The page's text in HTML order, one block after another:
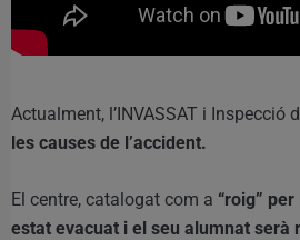
Actualment, l’INVASSAT i Inspecció
les causes de l’accident.
El centre, catalogat com a “roig”
estat evacuat i el seu alumnat serà